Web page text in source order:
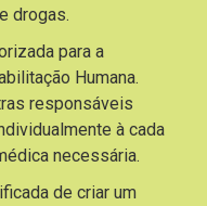
drogas.
para a
Humana.
responsáveis
à cada
necessária.
de criar um